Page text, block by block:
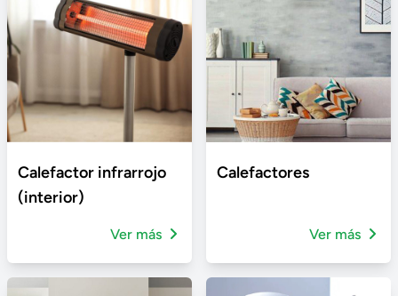
Calefactor infrarrojo
(interior)
Ver más
Calefactores
Ver más